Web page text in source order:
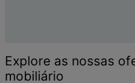
Explore as nossas
mobiliário